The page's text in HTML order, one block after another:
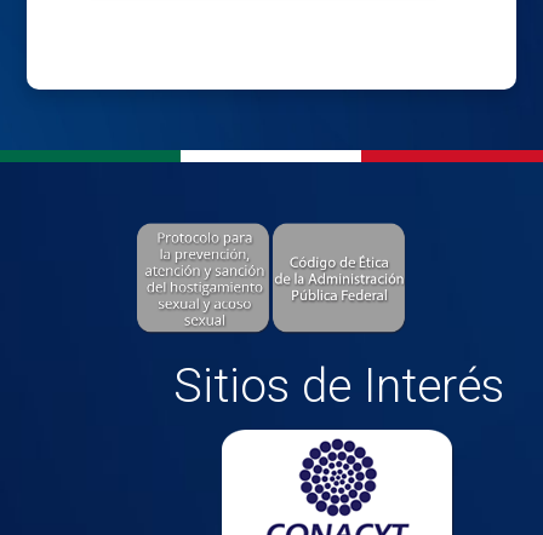
Sitios de Interés